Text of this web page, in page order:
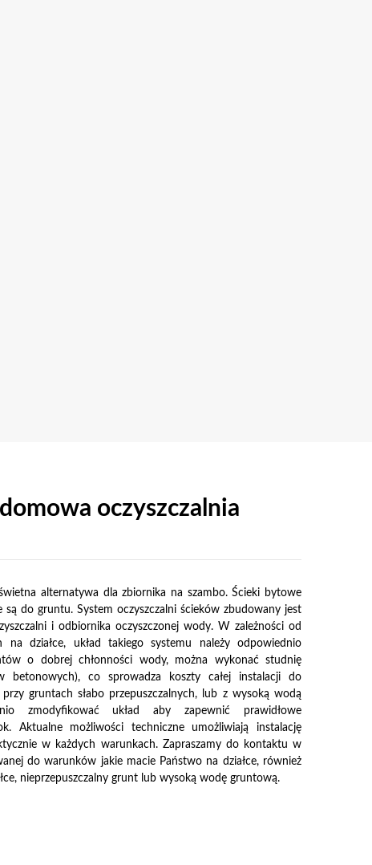
oczyszczalnia
alternatywa dla zbiornika na szambo. Ścieki bytowe
są do gruntu. System oczyszczalni ścieków zbudowany jest
i odbiornika oczyszczonej wody. W zależności od
na działce, układ takiego systemu należy odpowiednio
o dobrej chłonności wody, można wykonać studnię
betonowych), co sprowadza koszty całej instalacji do
gruntach słabo przepuszczalnych, lub z wysoką wodą
zmodyfikować układ aby zapewnić prawidłowe
Aktualne możliwości techniczne umożliwiają instalację
w każdych warunkach. Zapraszamy do kontaktu w
do warunków jakie macie Państwo na działce, również
nieprzepuszczalny grunt lub wysoką wodę gruntową.